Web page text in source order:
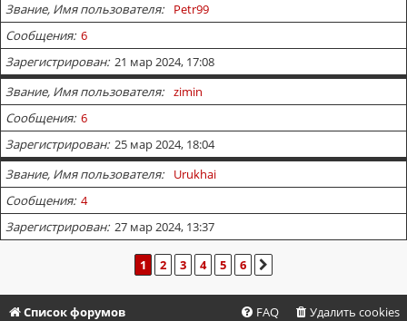
Звание, Имя пользователя
Petr99
Сообщения 6
Зарегистрирован 21 мар 2024, 17:08
Звание, Имя пользователя
zimin
Сообщения 6
Зарегистрирован 25 мар 2024, 18:04
Звание, Имя пользователя
Urukhai
Сообщения 4
Зарегистрирован 27 мар 2024, 13:37
1 2 3 4 5 6
Список форумов Удалить cookies
FAQ